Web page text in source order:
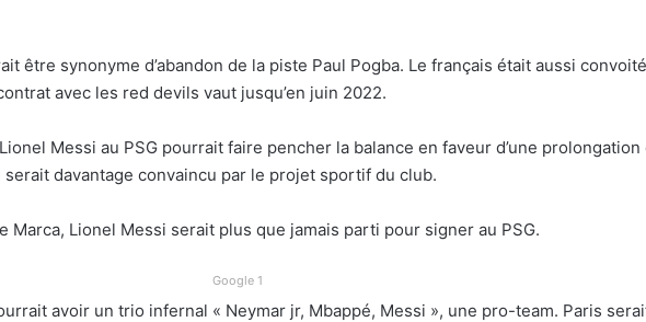
être synonyme d’abandon de la piste Paul Pogba. Le français était aussi convoité
avec les red devils vaut jusqu’en juin 2022.
Messi au PSG pourrait faire pencher la balance en faveur d’une prolongation
serait davantage convaincu par le projet sportif du club.
Marca, Lionel Messi serait plus que jamais parti pour signer au PSG.
Google 1
avoir un trio infernal « Neymar jr, Mbappé, Messi », une pro-team. Paris